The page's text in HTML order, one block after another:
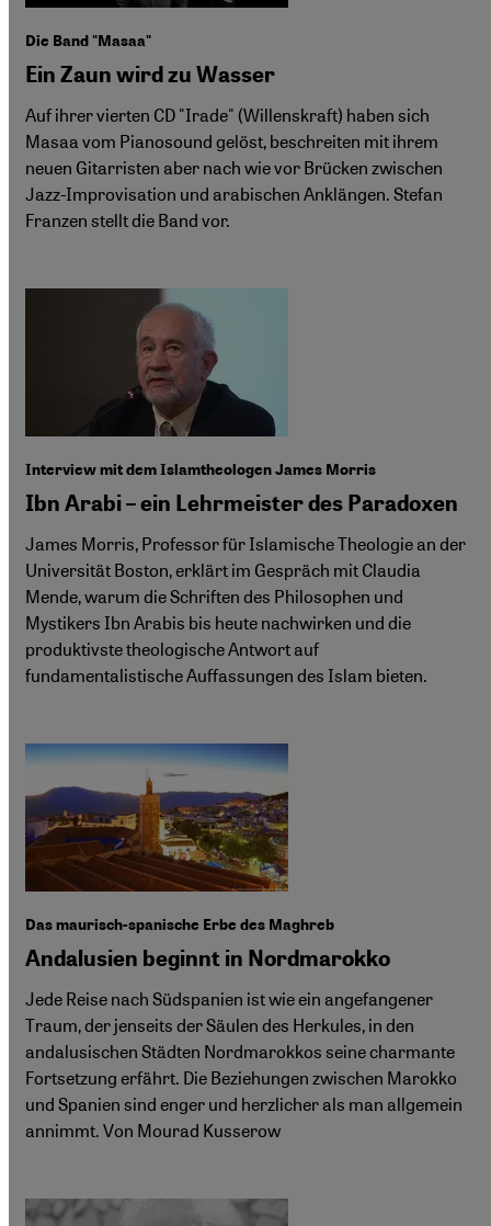
Die Band "Masaa"
Ein Zaun wird zu Wasser
Auf ihrer vierten CD "Irade" (Willenskraft) haben sich
Masaa vom Pianosound gelöst, beschreiten mit ihrem
neuen Gitarristen aber nach wie vor Brücken zwischen
Jazz-Improvisation und arabischen Anklängen. Stefan
Franzen stellt die Band vor.
Interview mit dem Islamtheologen James Morris
Ibn Arabi – ein Lehrmeister des Paradoxen
James Morris, Professor für Islamische Theologie an der
Universität Boston, erklärt im Gespräch mit Claudia
Mende, warum die Schriften des Philosophen und
Mystikers Ibn Arabis bis heute nachwirken und die
produktivste theologische Antwort auf
fundamentalistische Auffassungen des Islam bieten.
Das maurisch-spanische Erbe des Maghreb
Andalusien beginnt in Nordmarokko
Jede Reise nach Südspanien ist wie ein angefangener
Traum, der jenseits der Säulen des Herkules, in den
andalusischen Städten Nordmarokkos seine charmante
Fortsetzung erfährt. Die Beziehungen zwischen Marokko
und Spanien sind enger und herzlicher als man allgemein
annimmt. Von Mourad Kusserow